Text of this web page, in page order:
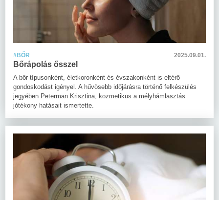
#BŐR 2025.09.01.
Bőrápolás ősszel
A bőr típusonként, életkoronként és évszakonként is eltérő
gondoskodást igényel. A hűvösebb időjárásra történő felkészülés
jegyében Peterman Krisztina, kozmetikus a mélyhámlasztás
jótékony hatásait ismertette.